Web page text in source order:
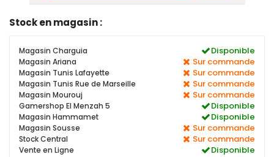
Stock en magasin :
Magasin Charguia Disponible
Magasin Ariana Sur commande
Magasin Tunis Lafayette Sur commande
Magasin Tunis Rue de Marseille Sur commande
Magasin Mourouj Sur commande
Gamershop El Menzah 5 Disponible
Magasin Hammamet Disponible
Magasin Sousse Sur commande
Stock Central Sur commande
Vente en Ligne Disponible